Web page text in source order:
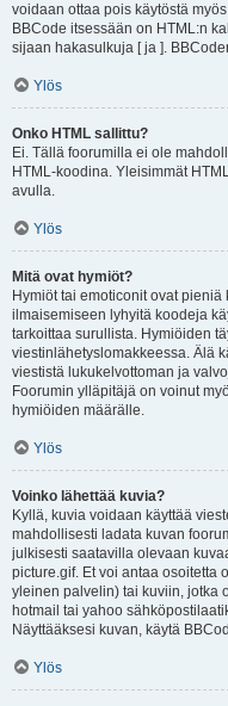
voidaan ottaa pois käytöstä
BBCode itsessään on HTML:n
sijaan hakasulkuja [ ja ].
Ylös
Onko HTML sallittu?
Ei. Tällä foorumilla ei ole
HTML-koodina. Yleisimmät
avulla.
Ylös
Mitä ovat hymiöt?
Hymiöt tai emoticonit ovat
ilmaisemiseen lyhyitä koodeja
tarkoittaa surullista. Hymiöiden
viestinlähetyslomakkeessa. Älä
viestistä lukukelvottoman ja
Foorumin ylläpitäjä on voinut
hymiöiden määrälle.
Ylös
Voinko lähettää kuvia?
Kyllä, kuvia voidaan käyttää
mahdollisesti ladata kuvan
julkisesti saatavilla olevaan
picture.gif. Et voi antaa osoitetta
yleinen palvelin) tai kuviin, jotka
hotmail tai yahoo
Näyttääksesi kuvan, käytä
Ylös